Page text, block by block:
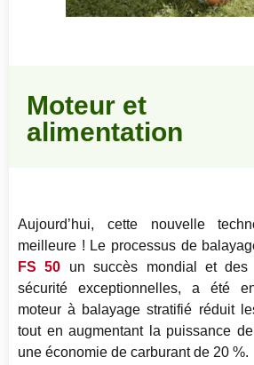
Moteur et
alimentation
Aujourd’hui, cette nouvelle
meilleure ! Le processus de
FS 50 un succès mondial et des
sécurité exceptionnelles, a été
moteur à balayage stratifié réduit
tout en augmentant la puissance
une économie de carburant de 20 %.